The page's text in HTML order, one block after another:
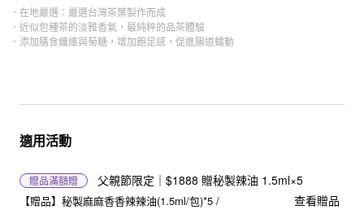
．在地嚴選：嚴選台灣茶葉製作而成
．近似包種茶的淡雅香氣，最純粹的品茶體驗
．添加膳食纖維與菊糖，增加飽足感，促進腸道蠕動
適用活動
贈品滿額贈 父親節限定｜$1888 贈秘製辣油 1.5ml×5
【贈品】秘製麻麻香香辣辣油(1.5ml/包)*5 / 查看贈品